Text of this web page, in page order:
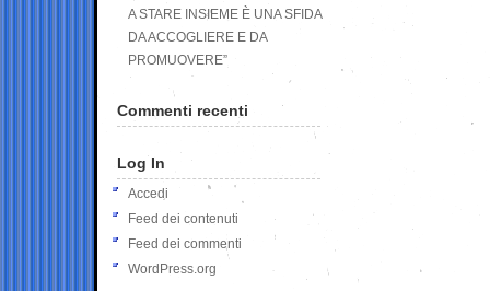
A STARE INSIEME È UNA SFIDA
DA ACCOGLIERE E DA
PROMUOVERE”
Commenti recenti
Log In
Accedi
Feed dei contenuti
Feed dei commenti
WordPress.org